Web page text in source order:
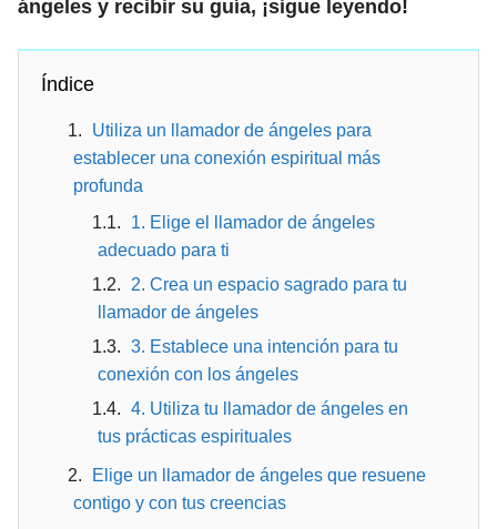
ángeles y recibir su guía, ¡sigue leyendo!
Índice
Utiliza un llamador de ángeles para
establecer una conexión espiritual más
profunda
1. Elige el llamador de ángeles
adecuado para ti
2. Crea un espacio sagrado para tu
llamador de ángeles
3. Establece una intención para tu
conexión con los ángeles
4. Utiliza tu llamador de ángeles en
tus prácticas espirituales
Elige un llamador de ángeles que resuene
contigo y con tus creencias